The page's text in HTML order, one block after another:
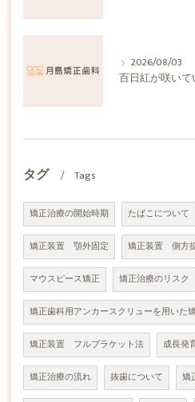
2026/08/03
百日紅が咲いて
タグ Tags
矯正治療の開始時期 たばこについて
矯正装置 顎外固定 矯正装置 側方
マウスピース矯正 矯正治療のリスク
矯正歯科用アンカースクリューを用いた
矯正装置 フルブラケット法 成長発
矯正治療の流れ 抜歯について 矯